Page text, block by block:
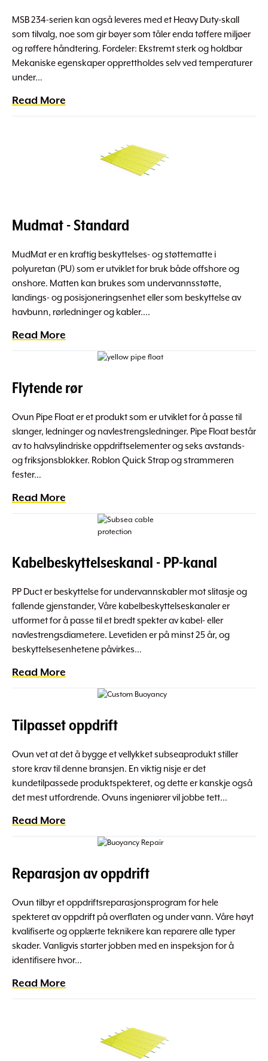
MSB 234-serien kan også leveres med et Heavy Duty-skall
som tilvalg, noe som gir bøyer som tåler enda tøffere miljøer
og røffere håndtering. Fordeler: Ekstremt sterk og holdbar
Mekaniske egenskaper opprettholdes selv ved temperaturer
under…
Read More
Mudmat - Standard
MudMat er en kraftig beskyttelses- og støttematte i
polyuretan (PU) som er utviklet for bruk både offshore og
onshore. Matten kan brukes som undervannsstøtte,
landings- og posisjoneringsenhet eller som beskyttelse av
havbunn, rørledninger og kabler….
Read More
Flytende rør
Ovun Pipe Float er et produkt som er utviklet for å passe til
slanger, ledninger og navlestrengsledninger. Pipe Float består
av to halvsylindriske oppdriftselementer og seks avstands-
og friksjonsblokker. Roblon Quick Strap og strammeren
fester…
Read More
Kabelbeskyttelseskanal - PP-kanal
PP Duct er beskyttelse for undervannskabler mot slitasje og
fallende gjenstander, Våre kabelbeskyttelseskanaler er
utformet for å passe til et bredt spekter av kabel- eller
navlestrengsdiametere. Levetiden er på minst 25 år, og
beskyttelsesenhetene påvirkes…
Read More
Tilpasset oppdrift
Ovun vet at det å bygge et vellykket subseaprodukt stiller
store krav til denne bransjen. En viktig nisje er det
kundetilpassede produktspekteret, og dette er kanskje også
det mest utfordrende. Ovuns ingeniører vil jobbe tett…
Read More
Reparasjon av oppdrift
Ovun tilbyr et oppdriftsreparasjonsprogram for hele
spekteret av oppdrift på overflaten og under vann. Våre høyt
kvalifiserte og opplærte teknikere kan reparere alle typer
skader. Vanligvis starter jobben med en inspeksjon for å
identifisere hvor…
Read More